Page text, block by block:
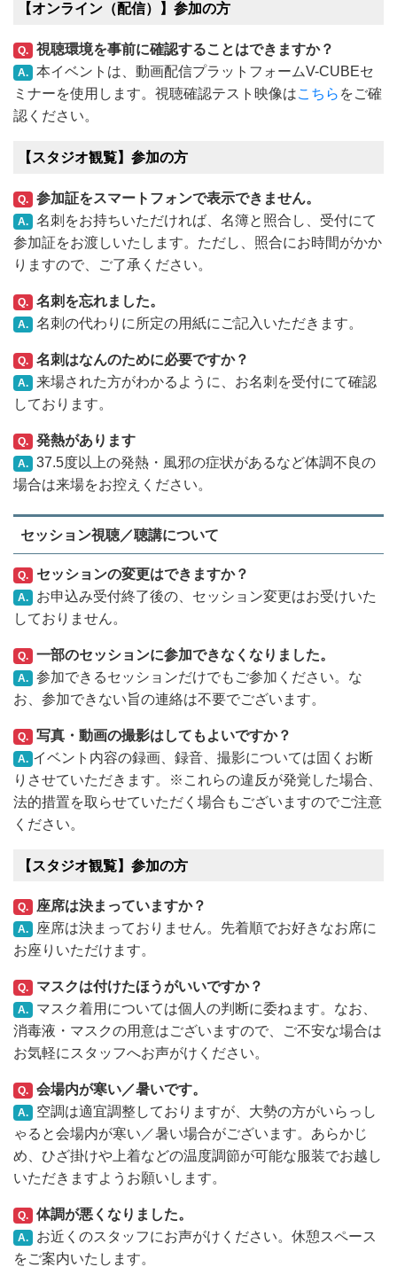
【オンライン（配信）】参加の方
Q. 視聴環境を事前に確認することはできますか？
A. 本イベントは、動画配信プラットフォームV-CUBEセ
ミナーを使用します。視聴確認テスト映像はこちら をご確
認ください。
【スタジオ観覧】参加の方
Q. 参加証をスマートフォンで表示できません。
A. 名刺をお持ちいただければ、名簿と照合し、受付にて
参加証をお渡しいたします。ただし、照合にお時間がかか
りますので、ご了承ください。
Q. 名刺を忘れました。
A. 名刺の代わりに所定の用紙にご記入いただきます。
Q. 名刺はなんのために必要ですか？
A. 来場された方がわかるように、お名刺を受付にて確認
しております。
Q. 発熱があります
A. 37.5度以上の発熱・風邪の症状があるなど体調不良の
場合は来場をお控えください。
セッション視聴／聴講について
Q. セッションの変更はできますか？
A. お申込み受付終了後の、セッション変更はお受けいた
しておりません。
Q. 一部のセッションに参加できなくなりました。
A. 参加できるセッションだけでもご参加ください。な
お、参加できない旨の連絡は不要でございます。
Q. 写真・動画の撮影はしてもよいですか？
A. イベント内容の録画、録音、撮影については固くお断
りさせていただきます。※これらの違反が発覚した場合、
法的措置を取らせていただく場合もございますのでご注意
ください。
【スタジオ観覧】参加の方
Q. 座席は決まっていますか？
A. 座席は決まっておりません。先着順でお好きなお席に
お座りいただけます。
Q. マスクは付けたほうがいいですか？
A. マスク着用については個人の判断に委ねます。なお、
消毒液・マスクの用意はございますので、ご不安な場合は
お気軽にスタッフへお声がけください。
Q. 会場内が寒い／暑いです。
A. 空調は適宜調整しておりますが、大勢の方がいらっし
ゃると会場内が寒い／暑い場合がございます。あらかじ
め、ひざ掛けや上着などの温度調節が可能な服装でお越し
いただきますようお願いします。
Q. 体調が悪くなりました。
A. お近くのスタッフにお声がけください。休憩スペース
をご案内いたします。